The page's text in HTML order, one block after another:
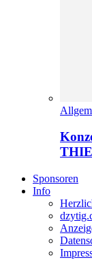
Sponsoren
Info